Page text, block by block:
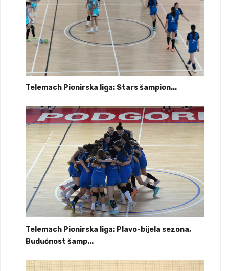
Telemach Pionirska liga: Stars šampion...
Telemach Pionirska liga: Plavo-bijela sezona,
Budućnost šamp...